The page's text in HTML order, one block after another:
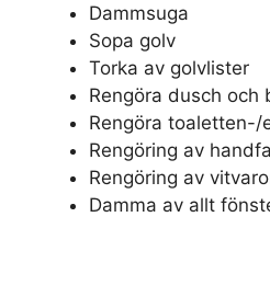
Dammsuga
Sopa golv
Torka av golvlister
Rengöra dusch och
Rengöra toaletten-/
Rengöring av
Rengöring av
Damma av allt